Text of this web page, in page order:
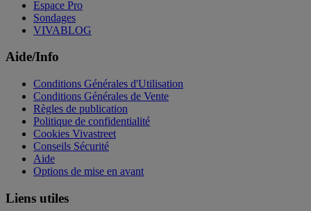
Espace Pro
Sondages
VIVABLOG
Aide/Info
Conditions Générales d'Utilisation
Conditions Générales de Vente
Règles de publication
Politique de confidentialité
Cookies Vivastreet
Conseils Sécurité
Aide
Options de mise en avant
Liens utiles